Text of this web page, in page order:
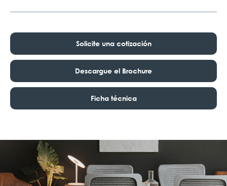
Solicite una cotización
Descargue el Brochure
Ficha técnica